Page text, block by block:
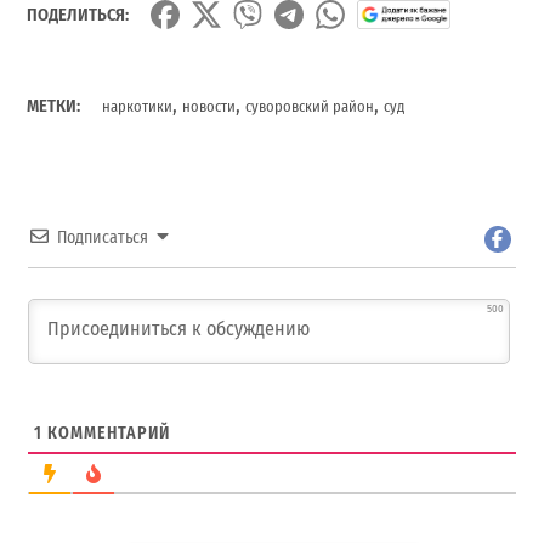
ПОДЕЛИТЬСЯ:
МЕТКИ: наркотики, новости,суворовский район,суд
Подписаться
500
1 КОММЕНТАРИЙ